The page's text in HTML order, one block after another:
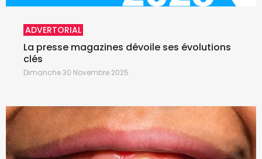
ADVERTORIAL
La presse magazines dévoile ses évolutions
clés
Dimanche 30 Novembre 2025